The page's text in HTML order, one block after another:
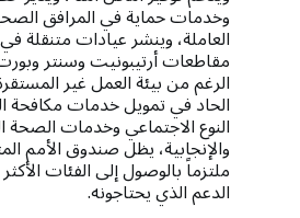
وخدمات حماية في المرافق
العاملة، وينشر عيادات متنقلة
مقاطعات أرتيبونيت وسنتر
الرغم من بيئة العمل غير
الحاد في تمويل خدمات مكافحة
النوع الاجتماعي وخدمات الصحة
والإنجابية، يظل صندوق الأمم
ملتزماً بالوصول إلى الفئات
الدعم الذي يحتاجونه.